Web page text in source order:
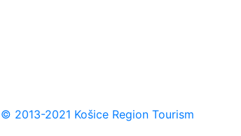
© 2013-2021 Košice Region Tourism